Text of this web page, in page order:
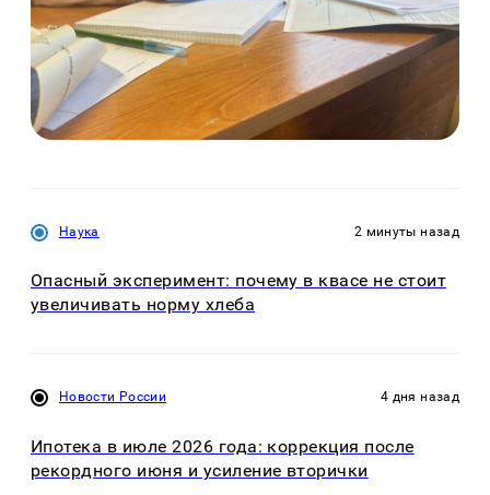
Наука 2 минуты назад
Опасный эксперимент: почему в квасе не стоит
увеличивать норму хлеба
Новости России 4 дня назад
Ипотека в июле 2026 года: коррекция после
рекордного июня и усиление вторички